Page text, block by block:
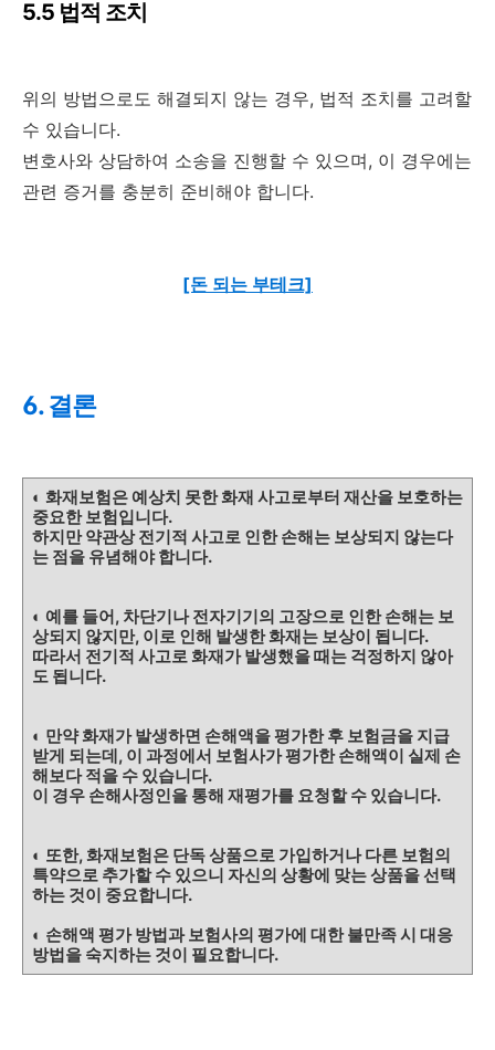
5.5 법적 조치
위의 방법으로도 해결되지 않는 경우, 법적 조치를 고려할
수 있습니다.
변호사와 상담하여 소송을 진행할 수 있으며, 이 경우에는
관련 증거를 충분히 준비해야 합니다.
[돈 되는 부테크]
6. 결론
◐ 화재보험은 예상치 못한 화재 사고로부터 재산을 보호하는
중요한 보험입니다.
하지만 약관상 전기적 사고로 인한 손해는 보상되지 않는다
는 점을 유념해야 합니다.
◐ 예를 들어, 차단기나 전자기기의 고장으로 인한 손해는 보
상되지 않지만, 이로 인해 발생한 화재는 보상이 됩니다.
따라서 전기적 사고로 화재가 발생했을 때는 걱정하지 않아
도 됩니다.
◐ 만약 화재가 발생하면 손해액을 평가한 후 보험금을 지급
받게 되는데, 이 과정에서 보험사가 평가한 손해액이 실제 손
해보다 적을 수 있습니다.
이 경우 손해사정인을 통해 재평가를 요청할 수 있습니다.
◐ 또한, 화재보험은 단독 상품으로 가입하거나 다른 보험의
특약으로 추가할 수 있으니 자신의 상황에 맞는 상품을 선택
하는 것이 중요합니다.
◐ 손해액 평가 방법과 보험사의 평가에 대한 불만족 시 대응
방법을 숙지하는 것이 필요합니다.